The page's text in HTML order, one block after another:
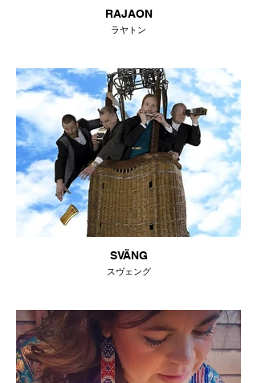
RAJAON
ラヤトン
SVÄNG
スヴェング